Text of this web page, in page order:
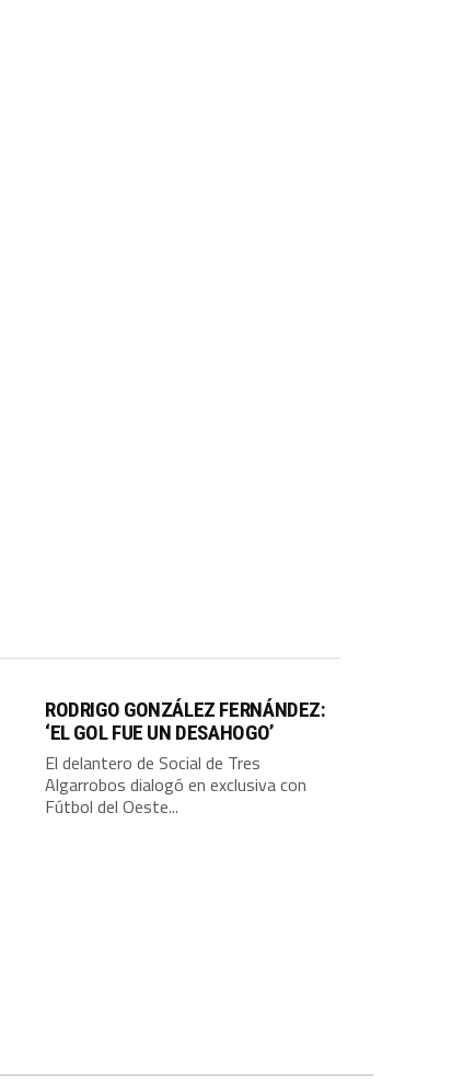
RODRIGO GONZÁLEZ FERNÁNDEZ:
‘EL GOL FUE UN DESAHOGO’
El delantero de Social de Tres
Algarrobos dialogó en exclusiva con
Fútbol del Oeste...